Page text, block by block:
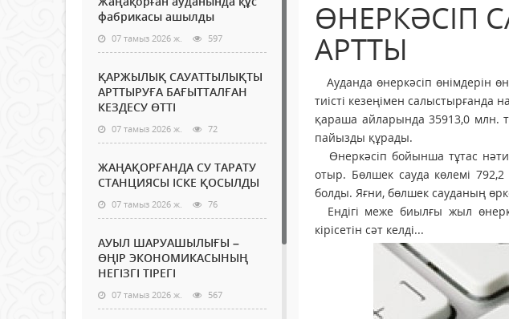
фабрикасы ашылды
07 тамыз 2026 ж. 597
ҚАРЖЫЛЫҚ САУАТТЫЛЫҚТЫ
АРТТЫРУҒА БАҒЫТТАЛҒАН
КЕЗДЕСУ ӨТТІ
07 тамыз 2026 ж. 72
ЖАҢАҚОРҒАНДА СУ ТАРАТУ
СТАНЦИЯСЫ ІСКЕ ҚОСЫЛДЫ
07 тамыз 2026 ж. 76
АУЫЛ ШАРУАШЫЛЫҒЫ –
ӨҢІР ЭКОНОМИКАСЫНЫҢ
НЕГІЗГІ ТІРЕГІ
07 тамыз 2026 ж. 567
ӨНЕРКӘСІП
АРТТЫ
Ауданда өнеркәсіп өнімдерін
тиісті кезеңімен салыстырғанда
қараша айларында 35913,0 млн.
пайызды құрады.
Өнеркәсіп бойынша тұтас
отыр. Бөлшек сауда көлемі
болды. Яғни, бөлшек сауданың
Ендігі меже биылғы жыл
кірісетін сәт келді...